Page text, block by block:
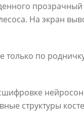
На экран
только по
структуры